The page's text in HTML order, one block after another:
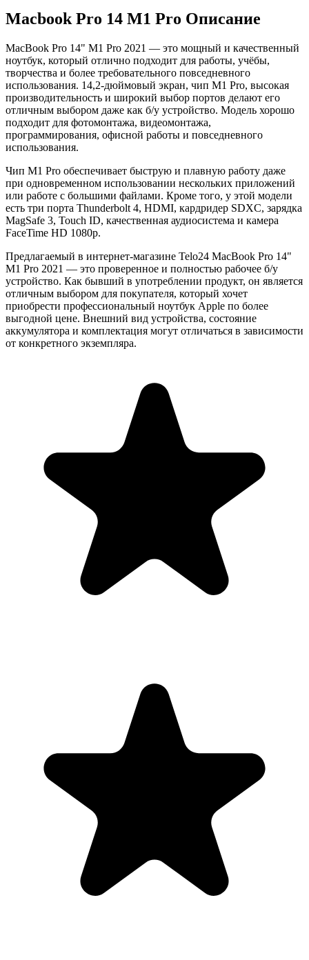
Macbook Pro 14 M1 Pro Описание
MacBook Pro 14" M1 Pro 2021 — это мощный и качественный
ноутбук, который отлично подходит для работы, учёбы,
творчества и более требовательного повседневного
использования. 14,2-дюймовый экран, чип M1 Pro, высокая
производительность и широкий выбор портов делают его
отличным выбором даже как б/у устройство. Модель хорошо
подходит для фотомонтажа, видеомонтажа,
программирования, офисной работы и повседневного
использования.
Чип M1 Pro обеспечивает быструю и плавную работу даже
при одновременном использовании нескольких приложений
или работе с большими файлами. Кроме того, у этой модели
есть три порта Thunderbolt 4, HDMI, кардридер SDXC, зарядка
MagSafe 3, Touch ID, качественная аудиосистема и камера
FaceTime HD 1080p.
Предлагаемый в интернет-магазине Telo24 MacBook Pro 14"
M1 Pro 2021 — это проверенное и полностью рабочее б/у
устройство. Как бывший в употреблении продукт, он является
отличным выбором для покупателя, который хочет
приобрести профессиональный ноутбук Apple по более
выгодной цене. Внешний вид устройства, состояние
аккумулятора и комплектация могут отличаться в зависимости
от конкретного экземпляра.